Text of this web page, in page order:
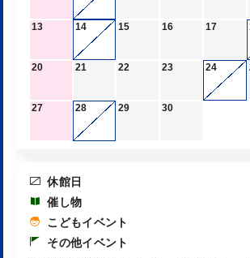
13 14 15 16 17
20 21 22 23 24
27 28 29 30
休館日
催し物
こどもイベント
その他イベント